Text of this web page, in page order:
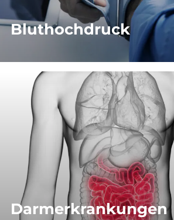
Bluthochdruck
Darmerkran­kungen